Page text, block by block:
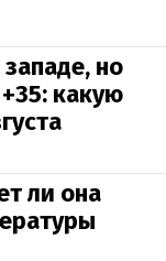
но
какую
ли она